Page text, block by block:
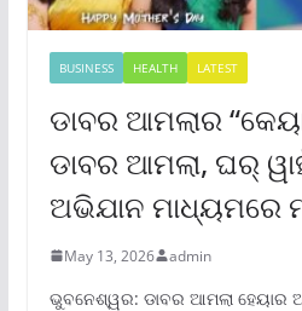
BUSINESS HEALTH LATEST
ଡାବର ଆମଲାର
ଡାବର ଆମଲା, ଘର୍
ଅଭିଯାନ ମାଧ୍ୟମରେ
May 13, 2026 admin
ଭୁବନେଶ୍ୱର: ଡାବର ଆମଲା